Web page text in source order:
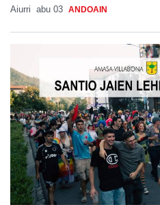
Aiurri abu 03 ANDOAIN